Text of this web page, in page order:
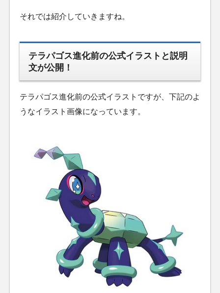
それでは紹介していきますね。
テラパゴス進化前の公式イラストと説明
文が公開！
テラパゴス進化前の公式イラストですが、下記のよ
うなイラスト画像になっています。